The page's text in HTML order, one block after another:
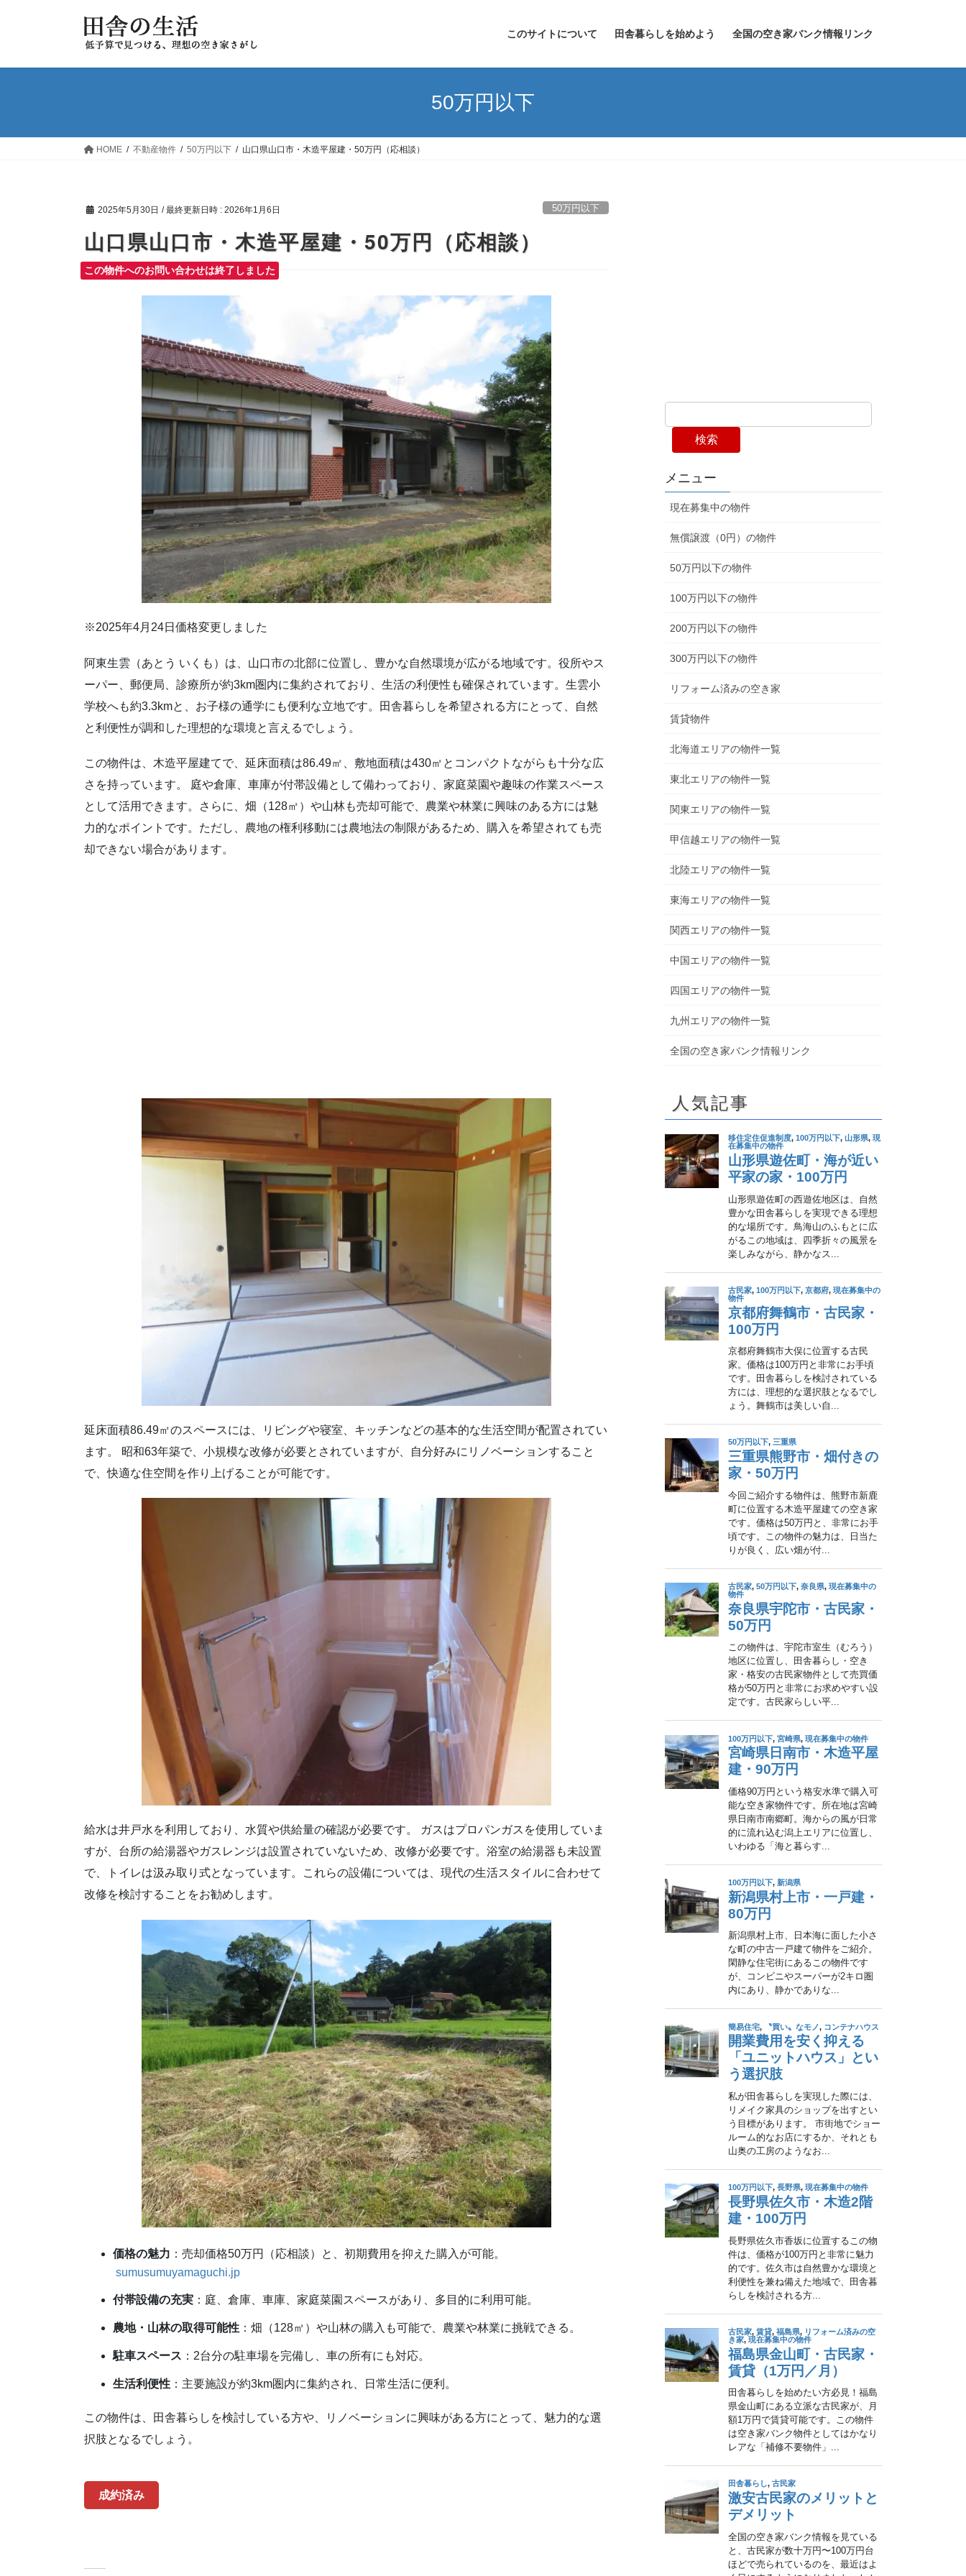
このサイトについて 田舎暮らしを始めよう 全国の空き家バンク情報リンク
50万円以下
HOME 不動産物件 50万円以下 山口県山口市・木造平屋建・50万円（応相談）
2025年5月30日 / 最終更新日時 : 2026年1月6日 50万円以下
山口県山口市・木造平屋建・50万円（応相談）
※2025年4月24日価格変更しました
阿東生雲（あとう いくも）は、山口市の北部に位置し、豊かな自然環境が広がる地域です。役所やス
ーパー、郵便局、診療所が約3km圏内に集約されており、生活の利便性も確保されています。生雲小
学校へも約3.3kmと、お子様の通学にも便利な立地です。田舎暮らしを希望される方にとって、自然
と利便性が調和した理想的な環境と言えるでしょう。
この物件は、木造平屋建てで、延床面積は86.49㎡、敷地面積は430㎡とコンパクトながらも十分な広
さを持っています。 庭や倉庫、車庫が付帯設備として備わっており、家庭菜園や趣味の作業スペース
として活用できます。さらに、畑（128㎡）や山林も売却可能で、農業や林業に興味のある方には魅
力的なポイントです。ただし、農地の権利移動には農地法の制限があるため、購入を希望されても売
却できない場合があります。
延床面積86.49㎡のスペースには、リビングや寝室、キッチンなどの基本的な生活空間が配置されてい
ます。 昭和63年築で、小規模な改修が必要とされていますが、自分好みにリノベーションすること
で、快適な住空間を作り上げることが可能です。
給水は井戸水を利用しており、水質や供給量の確認が必要です。 ガスはプロパンガスを使用していま
すが、台所の給湯器やガスレンジは設置されていないため、改修が必要です。浴室の給湯器も未設置
で、トイレは汲み取り式となっています。これらの設備については、現代の生活スタイルに合わせて
改修を検討することをお勧めします。
価格の魅力 ：​ 売却価格50万円（応相談）と、初期費用を抑えた購入が可能。
sumusumuyamaguchi.jp
付帯設備の充実 ：​ 庭、倉庫、車庫、家庭菜園スペースがあり、多目的に利用可能。
農地・山林の取得可能性 ：​ 畑（128㎡）や山林の購入も可能で、農業や林業に挑戦できる。
駐車スペース ：​ 2台分の駐車場を完備し、車の所有にも対応。
生活利便性 ：​ 主要施設が約3km圏内に集約され、日常生活に便利。
この物件は、田舎暮らしを検討している方や、リノベーションに興味がある方にとって、魅力的な選
択肢となるでしょう。
成約済み
この物件へのお問い合わせは終了しました
検索
メニュー
現在募集中の物件
無償譲渡（0円）の物件
50万円以下の物件
100万円以下の物件
200万円以下の物件
300万円以下の物件
リフォーム済みの空き家
賃貸物件
北海道エリアの物件一覧
東北エリアの物件一覧
関東エリアの物件一覧
甲信越エリアの物件一覧
北陸エリアの物件一覧
東海エリアの物件一覧
関西エリアの物件一覧
中国エリアの物件一覧
四国エリアの物件一覧
九州エリアの物件一覧
全国の空き家バンク情報リンク
人気記事